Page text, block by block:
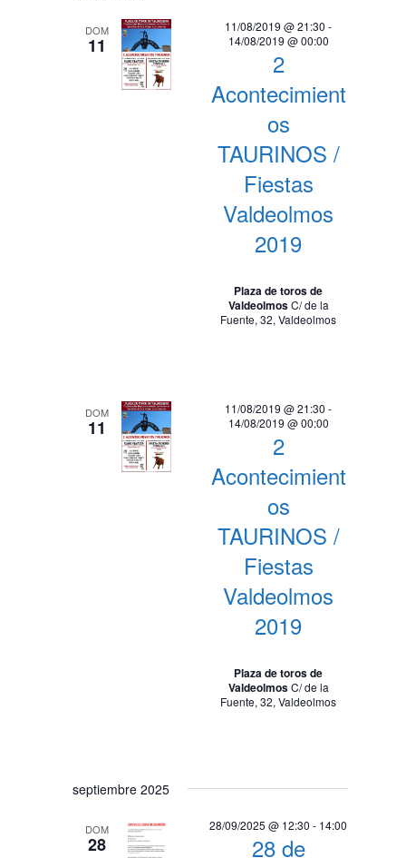
DOM
11
2
Acontecimient
os
TAURINOS /
Fiestas
Valdeolmos
2019
11/08/2019 @ 21:30 -
14/08/2019 @ 00:00
Plaza de toros de
ValdeolmosC/ de la
Fuente, 32, Valdeolmos
DOM
11
2
Acontecimient
os
TAURINOS /
Fiestas
Valdeolmos
2019
11/08/2019 @ 21:30 -
14/08/2019 @ 00:00
Plaza de toros de
ValdeolmosC/ de la
Fuente, 32, Valdeolmos
septiembre 2025
DOM
28 28 de
28/09/2025 @ 12:30 - 14:00